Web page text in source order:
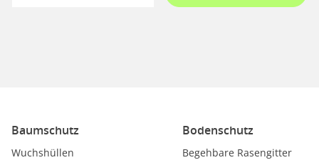
Baumschutz
Wuchshüllen
Bodenschutz
Begehbare Rasengitter